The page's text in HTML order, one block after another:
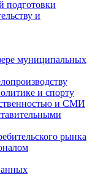
подготовки
и
муниципальных
и спорту
и СМИ
рынка